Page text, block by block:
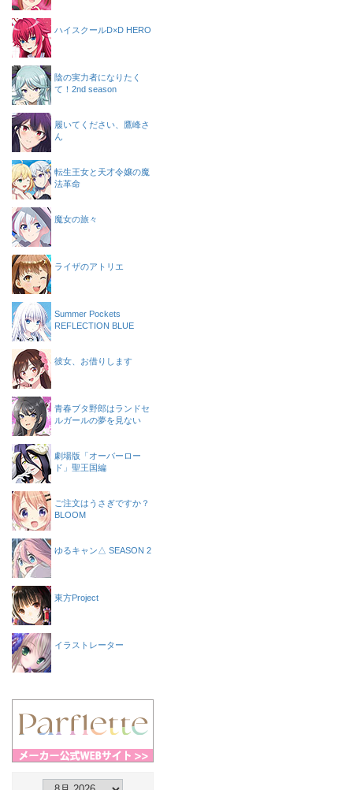
ハイスクールD×D HERO
陰の実力者になりたく
て！2nd season
履いてください、鷹峰さ
ん
転生王女と天才令嬢の魔
法革命
魔女の旅々
ライザのアトリエ
Summer Pockets
REFLECTION BLUE
彼女、お借りします
青春ブタ野郎はランドセ
ルガールの夢を見ない
劇場版「オーバーロー
ド」聖王国編
ご注文はうさぎですか？
BLOOM
ゆるキャン△ SEASON 2
東方Project
イラストレーター